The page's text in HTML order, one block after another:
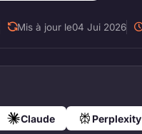
Mis à jour le04 Jui 2026
Claude Perplexity